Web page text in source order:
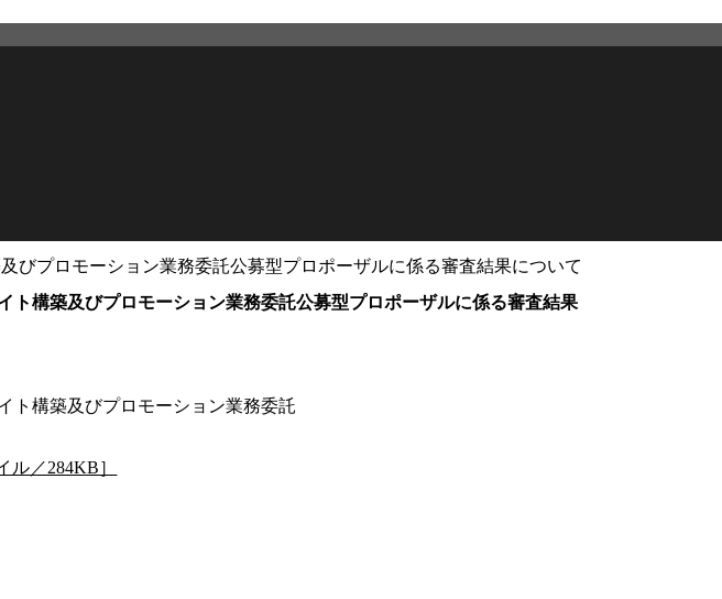
びプロモーション業務委託公募型プロポーザルに係る審査結果について
ト構築及びプロモーション業務委託公募型プロポーザルに係る審査結果
ト構築及びプロモーション業務委託
ル／284KB］